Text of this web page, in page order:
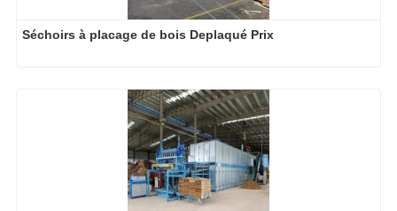
Séchoirs à placage de bois Deplaqué Prix